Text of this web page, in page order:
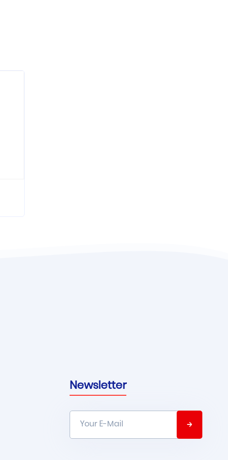
Newsletter